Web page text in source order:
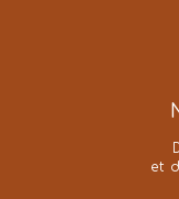
et